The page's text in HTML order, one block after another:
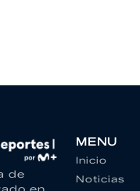
de
MENU
Inicio
Noticias